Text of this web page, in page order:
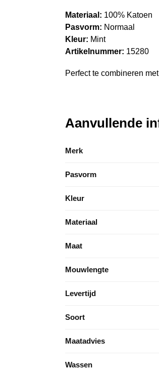
Materiaal: 100% Katoen
Pasvorm: Normaal
Kleur: Mint
Artikelnummer: 15280
Perfect te combineren
Aanvullende
Merk
Pasvorm
Kleur
Materiaal
Maat
Mouwlengte
Levertijd
Soort
Maatadvies
Wassen